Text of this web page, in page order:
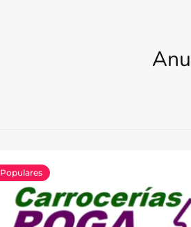
Populares